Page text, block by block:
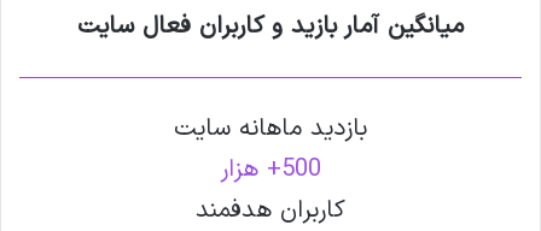
میانگین آمار بازید و کاربران فعال سایت
بازدید ماهانه سایت
500+ هزار
کاربران هدفمند